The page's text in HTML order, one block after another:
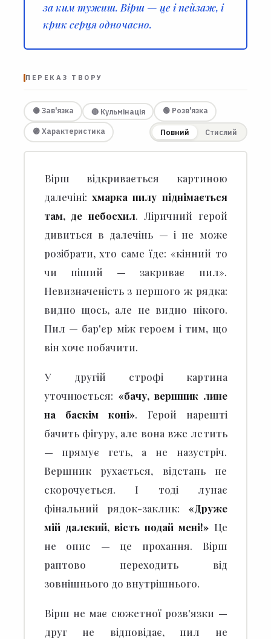
за ким тужиш. Вірш — це і пейзаж, і
крик серця одночасно.
ПЕРЕКАЗ ТВОРУ
🟡 Зав'язка 🔴 Кульмінація 🟢 Розв'язка
🟣 Характеристика Повний Стислий
Вірш відкривається картиною
далечіні: хмарка пилу піднімається
там, де небосхил. Ліричний герой
дивиться в далечінь — і не може
розібрати, хто саме їде: «кінний то
чи піший — закриває пил».
Невизначеність з першого ж рядка:
видно щось, але не видно нікого.
Пил — бар'єр між героєм і тим, що
він хоче побачити.
У другій строфі картина
уточнюється: «бачу, вершник лине
на баскім коні».
Герой нарешті
бачить фігуру, але вона вже летить
— прямує геть, а не назустріч.
Вершник рухається, відстань не
скорочується. І тоді лунає
фінальний рядок-заклик: «Друже
мій далекий, вість подай мені!» Це
не опис — це прохання. Вірш
раптово переходить від
зовнішнього до внутрішнього.
Вірш не має сюжетної розв'язки —
друг не відповідає, пил не